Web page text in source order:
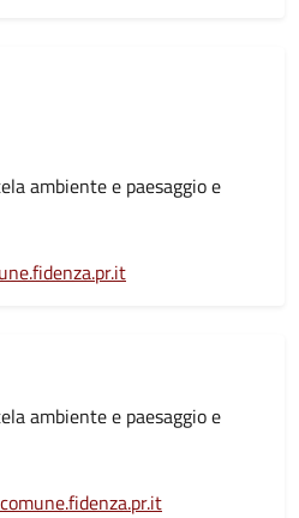
ambiente e paesaggio e
ambiente e paesaggio e